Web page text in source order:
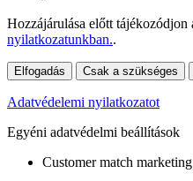
Hozzájárulása előtt tájékozódjon
nyilatkozatunkban..
Elfogadás Csak a szükséges
Adatvédelemi nyilatkozatot
Egyéni adatvédelmi beállítások
Customer match marketing